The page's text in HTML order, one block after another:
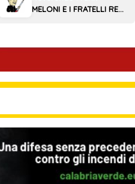
MELONI E I FRATELLI REGGINI